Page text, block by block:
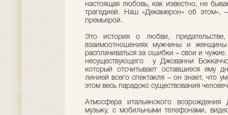
настоящая любовь, как известно, не
трагедией. Наш «Декамерон» об
премьерой.
Это история о любви,
взаимоотношениях мужчины и
расплачиваться за ошибки – свои и
несуществующего у Джованни
который отсчитывает оставшиеся ему
линией всего спектакля – он знает,
этом весь парадокс существования
Атмосфера итальянского
музыку, с мобильными телефонами,